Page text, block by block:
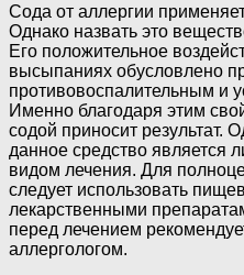
Сода от аллергии
Однако назвать это
Его положительное
высыпаниях обусловлено
противовоспалительным и
Именно благодаря этим
содой приносит результат.
данное средство является
видом лечения. Для
следует использовать
лекарственными
перед лечением
аллергологом.